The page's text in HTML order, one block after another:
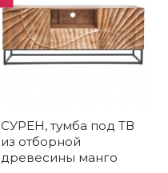
СУРЕН, тумба под ТВ
из отборной
древесины манго